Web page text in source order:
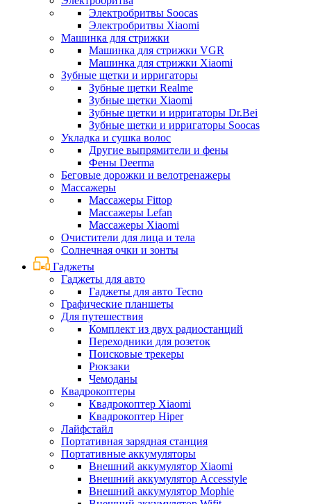
Электробритвы Soocas
Электробритвы Xiaomi
Машинка для стрижки
Машинка для стрижки VGR
Машинка для стрижки Xiaomi
Зубные щетки и ирригаторы
Зубные щетки Realme
Зубные щетки Xiaomi
Зубные щетки и ирригаторы Dr.Bei
Зубные щетки и ирригаторы Soocas
Укладка и сушка волос
Другие выпрямители и фены
Фены Deerma
Беговые дорожки и велотренажеры
Массажеры
Массажеры Fittop
Массажеры Lefan
Массажеры Xiaomi
Очистители для лица и тела
Солнечная очки и зонты
Гаджеты
Гаджеты для авто
Гаджеты для авто Tecno
Графические планшеты
Для путешествия
Комплект из двух радиостанций
Переходники для розеток
Поисковые трекеры
Рюкзаки
Чемоданы
Квадрокоптеры
Квадрокоптер Xiaomi
Квадрокоптер Hiper
Лайфстайл
Портативная зарядная станция
Портативные аккумуляторы
Внешний аккумулятор Xiaomi
Внешний аккумулятор Accesstyle
Внешний аккумулятор Mophie